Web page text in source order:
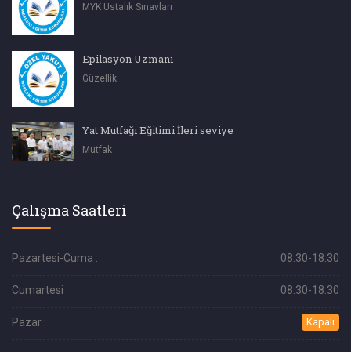
MYK Ustalık Sınavları
Epilasyon Uzmanı
Güzellik
Yat Mutfağı Eğitimi İleri seviye
Mutfak
Çalışma Saatleri
Pazartesi-Cuma : 08:30-18:30
Cumartesi : 08:30-18:30
Pazar : Kapalı